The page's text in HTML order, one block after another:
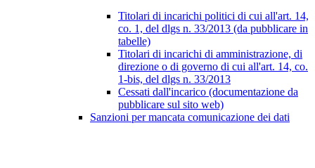
Titolari di incarichi politici di cui all'art. 14,
co. 1, del dlgs n. 33/2013 (da pubblicare in
tabelle)
Titolari di incarichi di amministrazione, di
direzione o di governo di cui all'art. 14, co.
1-bis, del dlgs n. 33/2013
Cessati dall'incarico (documentazione da
pubblicare sul sito web)
Sanzioni per mancata comunicazione dei dati